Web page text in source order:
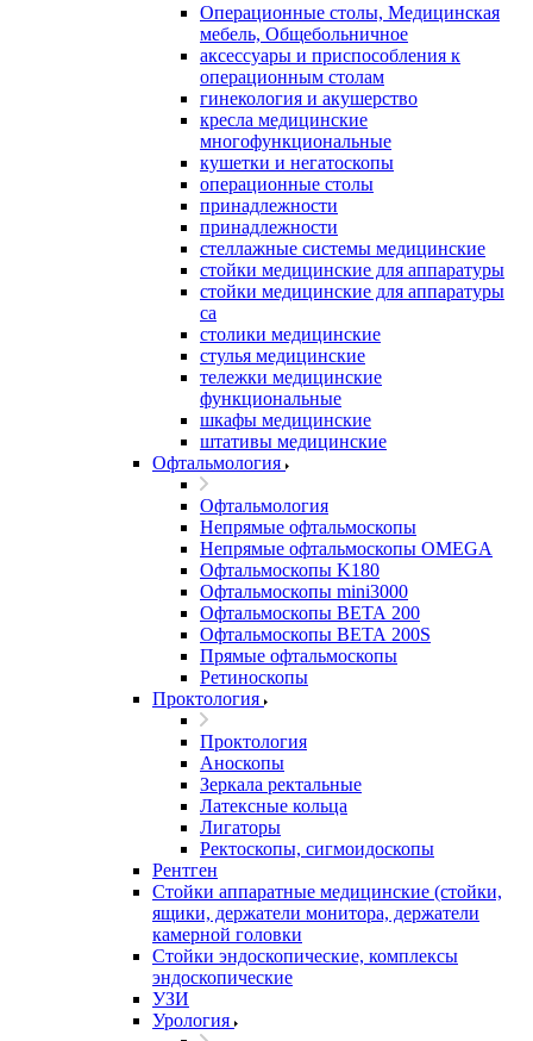
Операционные столы, Медицинская
мебель, Общебольничное
аксессуары и приспособления к
операционным столам
гинекология и акушерство
кресла медицинские
многофункциональные
кушетки и негатоскопы
операционные столы
принадлежности
принадлежности
стеллажные системы медицинские
стойки медицинские для аппаратуры
стойки медицинские для аппаратуры
са
столики медицинские
стулья медицинские
тележки медицинские
функциональные
шкафы медицинские
штативы медицинские
Офтальмология
Офтальмология
Непрямые офтальмоскопы
Непрямые офтальмоскопы OMEGA
Офтальмоскопы K180
Офтальмоскопы mini3000
Офтальмоскопы ВЕТА 200
Офтальмоскопы ВЕТА 200S
Прямые офтальмоскопы
Ретиноскопы
Проктология
Проктология
Аноскопы
Зеркала ректальные
Латексные кольца
Лигаторы
Ректоскопы, сигмоидоскопы
Рентген
Стойки аппаратные медицинские (стойки,
ящики, держатели монитора, держатели
камерной головки
Стойки эндоскопические, комплексы
эндоскопические
УЗИ
Урология